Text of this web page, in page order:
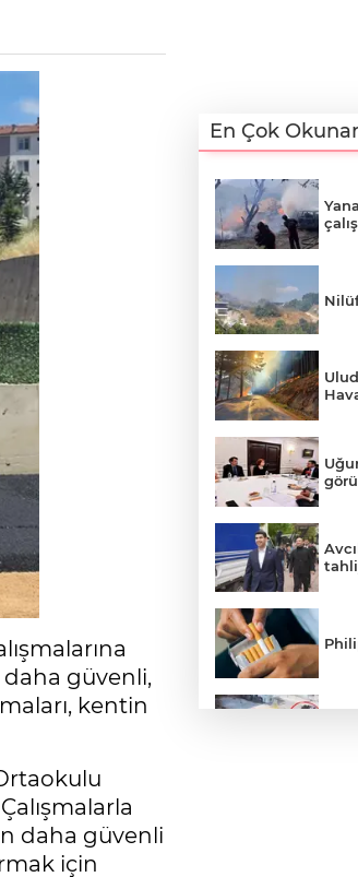
daha güvenli,
kentin
daha güvenli
için
En Çok